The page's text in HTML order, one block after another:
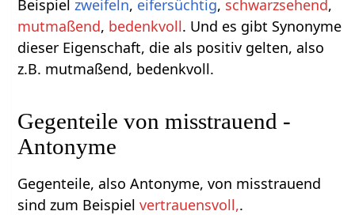
Beispielzweifeln, eifersüchtig, schwarzsehend,
mutmaßend, bedenkvoll. Und es gibt Synonyme
dieser Eigenschaft, die als positiv gelten, also
z.B. mutmaßend, bedenkvoll.
Gegenteile von misstrauend -
Antonyme
Gegenteile, also Antonyme, von misstrauend
sind zum Beispielvertrauensvoll,.